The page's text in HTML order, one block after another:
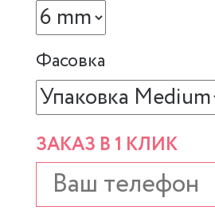
Фасовка
ЗАКАЗ В 1 КЛИК